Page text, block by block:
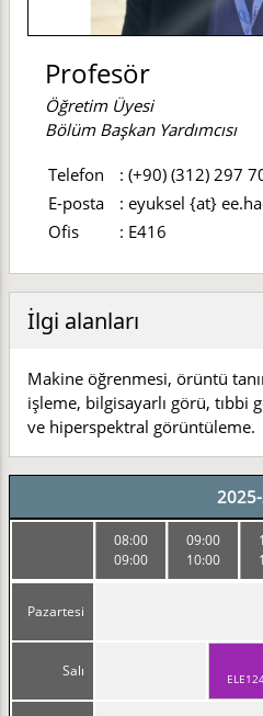
Profesör
Öğretim Üyesi
Bölüm Başkan Yardımcısı
Telefon : (+90) (312) 297
E-posta
: eyuksel {at}
Ofis
: E416
İlgi alanları
Makine öğrenmesi, örüntü
işleme, bilgisayarlı görü, tıbbi
ve hiperspektral görüntüleme.
08:00
09:00
09:00
10:00
Pazartesi
Salı